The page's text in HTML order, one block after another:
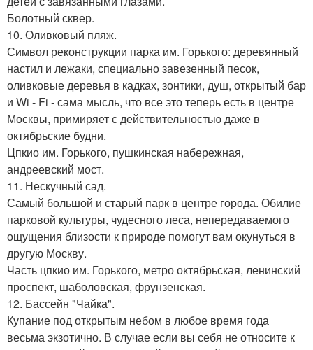
Болотный сквер.
10. Оливковый пляж.
Символ реконструкции парка им. Горького: деревянный
настил и лежаки, специально завезенный песок,
оливковые деревья в кадках, зонтики, душ, открытый бар
и Wi - Fi - сама мысль, что все это теперь есть в центре
Москвы, примиряет с действительностью даже в
октябрьские будни.
Цпкио им. Горького, пушкинская набережная,
андреевский мост.
11. Нескучный сад.
Самый большой и старый парк в центре города. Обилие
парковой культуры, чудесного леса, непередаваемого
ощущения близости к природе помогут вам окунуться в
другую Москву.
Часть цпкио им. Горького, метро октябрьская, ленинский
проспект, шаболовская, фрунзенская.
12. Бассейн "Чайка".
Купание под открытым небом в любое время года
весьма экзотично. В случае если вы себя не относите к